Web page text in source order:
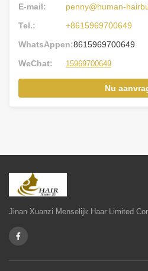
E-mail:
penny@human-
Tel.:
+8615969700649
WhatsAppen:8615969700649
WeChat:
15969700649
Nu
Jinan Xuanzi Menselijk Haar Limited